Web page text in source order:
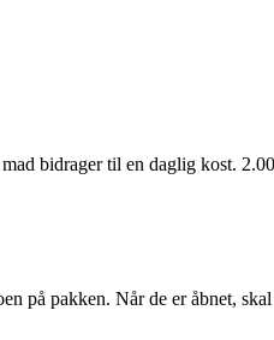
bidrager til en daglig kost.
på pakken. Når de er åbnet,